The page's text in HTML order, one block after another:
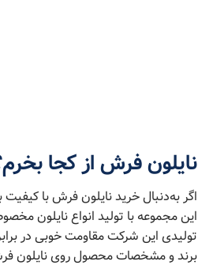
نایلون فرش از کجا
اگر به‌دنبال خرید نایلون فرش با
این مجموعه با تولید انواع نایلون‌
تولیدی این شرکت مقاومت خوبی در
برند و مشخصات محصول روی نایلون